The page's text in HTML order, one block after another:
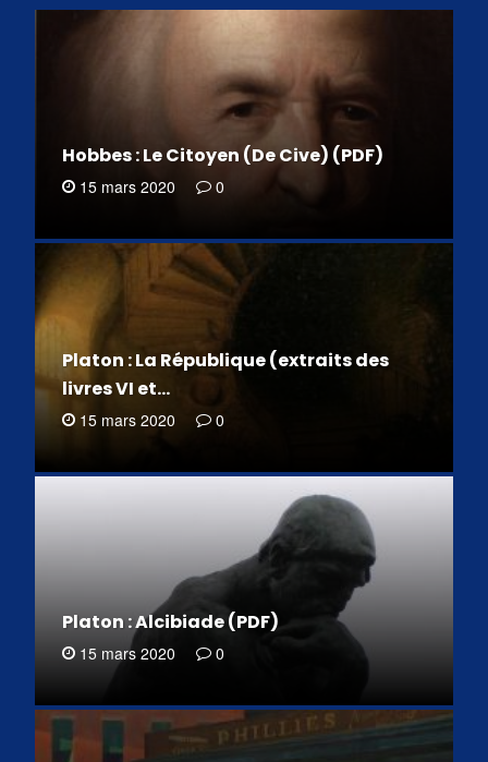
Hobbes : Le Citoyen (De Cive) (PDF)
15 mars 2020 0
Platon : La République (extraits des
livres VI et…
15 mars 2020 0
Platon : Alcibiade (PDF)
15 mars 2020 0